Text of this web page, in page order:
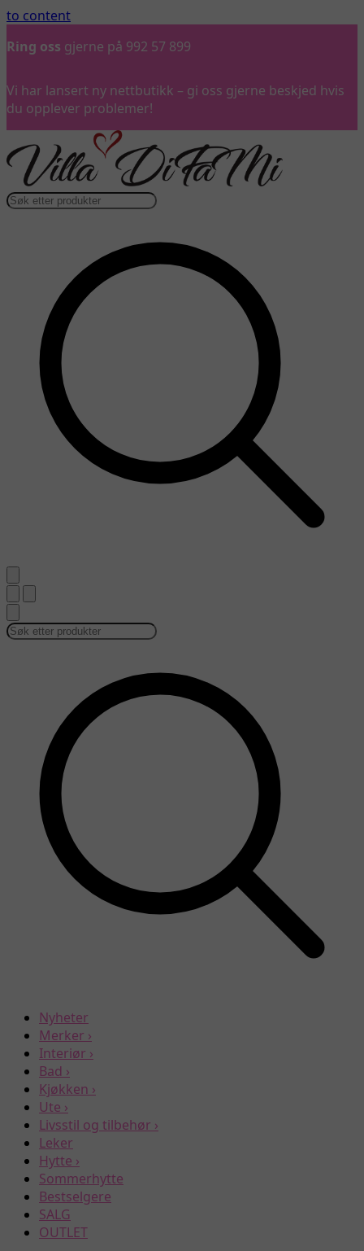
to content
Gratis fraktover 3 000 kr*
Vi har lansert ny nettbutikk – gi oss gjerne beskjed hvis
du opplever problemer!
Nyheter
Merker ›
Interiør ›
Bad ›
Kjøkken ›
Ute ›
Livsstil og tilbehør ›
Leker
Hytte ›
Sommerhytte
Bestselgere
SALG
OUTLET